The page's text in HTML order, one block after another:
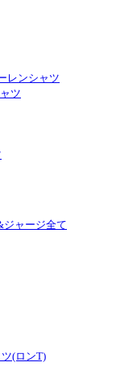
レンシャツ
ツ
ジャージ全て
(ロンT)